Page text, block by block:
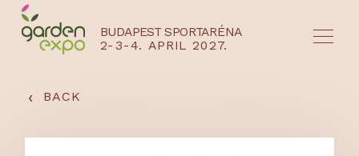
BUDAPEST SPORTARÉNA
2-3-4. APRIL 2027.
‹ BACK